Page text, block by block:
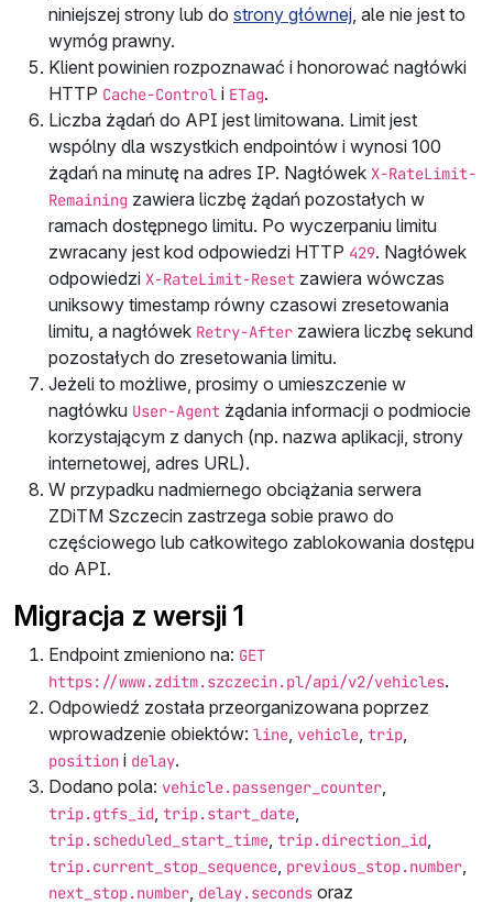
niniejszej strony lub do strony głównej, ale nie jest to
wymóg prawny.
Klient powinien rozpoznawać i honorować nagłówki
HTTP Cache-Control i ETag.
Liczba żądań do API jest limitowana. Limit jest
wspólny dla wszystkich endpointów i wynosi 100
żądań na minutę na adres IP. Nagłówek X-RateLimit-
Remaining zawiera liczbę żądań pozostałych w
ramach dostępnego limitu. Po wyczerpaniu limitu
zwracany jest kod odpowiedzi HTTP 429. Nagłówek
odpowiedzi X-RateLimit-Reset zawiera wówczas
uniksowy timestamp równy czasowi zresetowania
limitu, a nagłówek Retry-After zawiera liczbę sekund
pozostałych do zresetowania limitu.
Jeżeli to możliwe, prosimy o umieszczenie w
nagłówku User-Agent żądania informacji o podmiocie
korzystającym z danych (np. nazwa aplikacji, strony
internetowej, adres URL).
W przypadku nadmiernego obciążania serwera
ZDiTM Szczecin zastrzega sobie prawo do
częściowego lub całkowitego zablokowania dostępu
do API.
Migracja z wersji 1
Endpoint zmieniono na: GET
https://www.zditm.szczecin.pl/api/v2/vehicles.
Odpowiedź została przeorganizowana poprzez
wprowadzenie obiektów: line, vehicle, trip,
position i delay.
Dodano pola: vehicle.passenger_counter,
trip.gtfs_id, trip.start_date,
trip.scheduled_start_time, trip.direction_id,
trip.current_stop_sequence, previous_stop.number,
next_stop.number, delay.seconds oraz